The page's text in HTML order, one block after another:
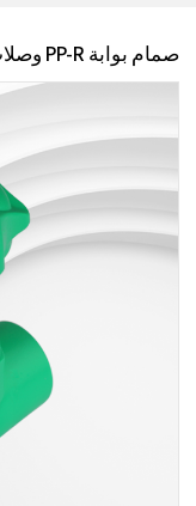
صمام بوابة PP-R وصلات PPR مقبس Fusion PN25